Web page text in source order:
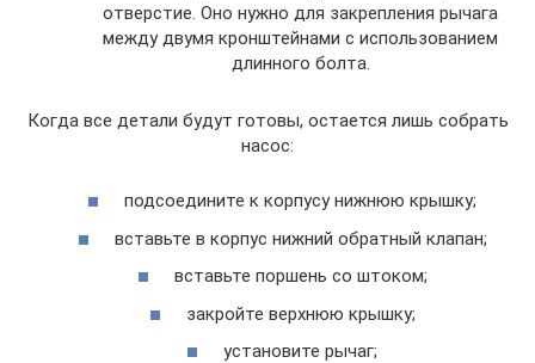
отверстие. Оно нужно для закрепления рычага
между двумя кронштейнами с использованием
длинного болта.
Когда все детали будут готовы, остается лишь собрать
насос:
подсоедините к корпусу нижнюю крышку;
вставьте в корпус нижний обратный клапан;
вставьте поршень со штоком;
закройте верхнюю крышку;
установите рычаг;